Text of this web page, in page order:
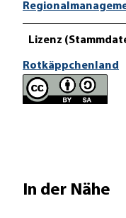
Lizenz
Rotkäppchenland
In der Nähe